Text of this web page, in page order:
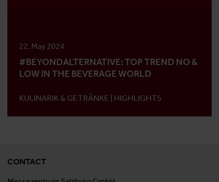
22. May 2024
#BEYONDALTERNATIVE: TOP TREND NO &
LOW IN THE BEVERAGE WORLD
KULINARIK & GETRÄNKE | HIGHLIGHTS
CONTACT